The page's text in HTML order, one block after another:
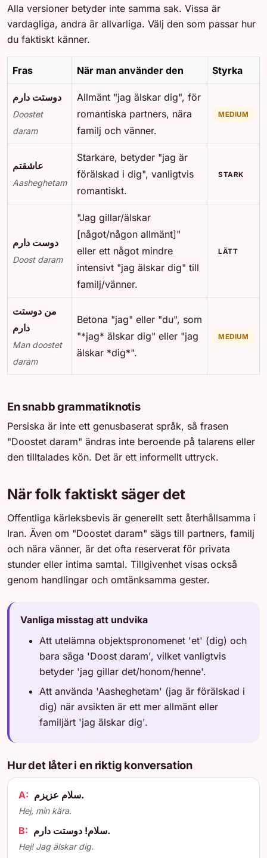
Alla versioner betyder inte samma sak. Vissa är
vardagliga, andra är allvarliga. Välj den som passar hur
du faktiskt känner.
Fras När man använder den Styrka
دوستت دارم
Doostet
daram
Allmänt "jag älskar dig", för
romantiska partners, nära
familj och vänner.
MEDIUM
عاشقتم
Aasheghetam
Starkare, betyder "jag är
förälskad i dig", vanligtvis
romantiskt.
STARK
دوست دارم
Doost daram
"Jag gillar/älskar
[något/någon allmänt]"
eller ett något mindre
intensivt "jag älskar dig" till
familj/vänner.
LÄTT
من دوستت
دارم
Man doostet
daram
Betona "jag" eller "du", som
"*jag* älskar dig" eller "jag
älskar *dig*".
MEDIUM
En snabb grammatiknotis
Persiska är inte ett genusbaserat språk, så frasen
"Doostet daram" ändras inte beroende på talarens eller
den tilltalades kön. Det är ett informellt uttryck.
När folk faktiskt säger det
Offentliga kärleksbevis är generellt sett återhållsamma i
Iran. Även om "Doostet daram" sägs till partners, familj
och nära vänner, är det ofta reserverat för privata
stunder eller intima samtal. Tillgivenhet visas också
genom handlingar och omtänksamma gester.
Vanliga misstag att undvika
Att utelämna objektspronomenet 'et' (dig) och
bara säga 'Doost daram', vilket vanligtvis
betyder 'jag gillar det/honom/henne'.
Att använda 'Aasheghetam' (jag är förälskad i
dig) när avsikten är ett mer allmänt eller
familjärt 'jag älskar dig'.
Hur det låter i en riktig konversation
A: سلام عزیزم.
Hej, min kära.
B: سلام! دوستت دارم.
Hej! Jag älskar dig.